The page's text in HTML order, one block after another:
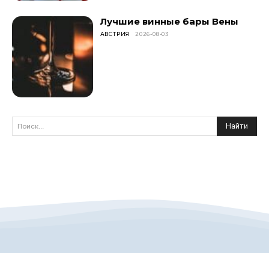
Лучшие винные бары Вены
АВСТРИЯ 2026-08-03
Поиск... Найти